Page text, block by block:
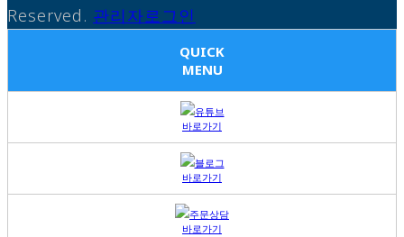
Reserved. 관리자로그인
QUICK
MENU
유튜브
바로가기
블로그
바로가기
주문상담
바로가기